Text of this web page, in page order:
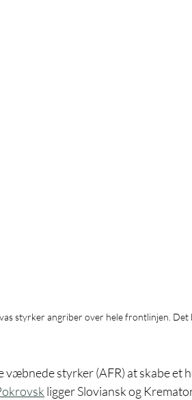
styrker angriber over hele frontlinjen.
væbnede styrker (AFR) at skabe et
ligger Sloviansk og